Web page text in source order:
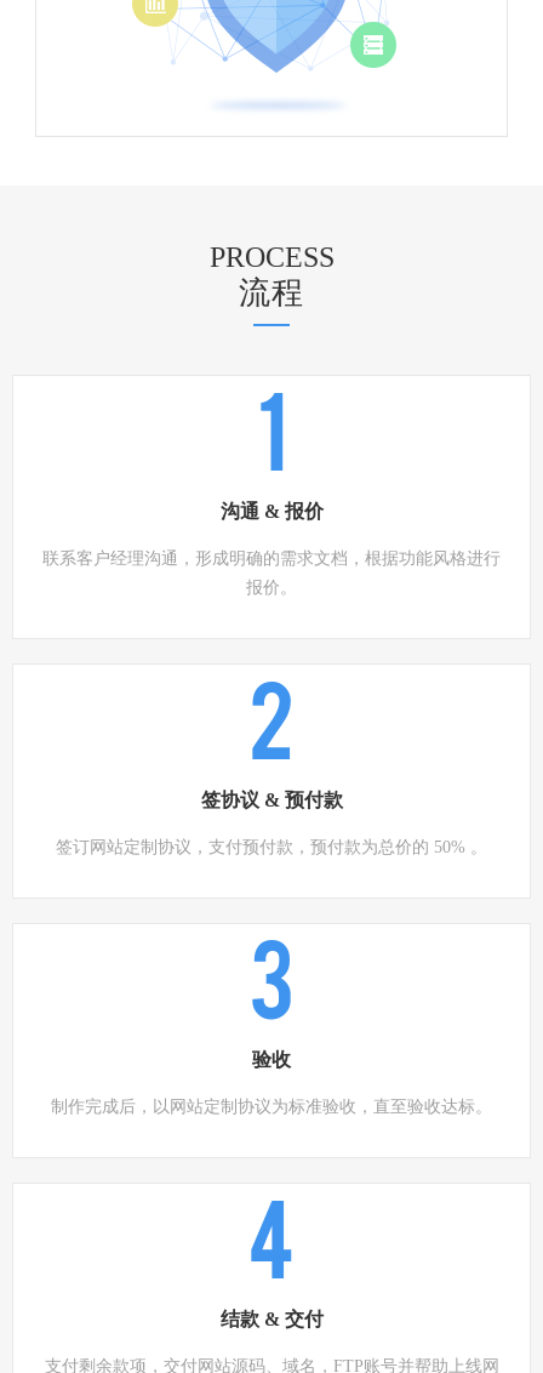
PROCESS
流程
沟通 & 报价
联系客户经理沟通，形成明确的需求文档，根据功能风格进行
报价。
2
签协议 & 预付款
签订网站定制协议，支付预付款，预付款为总价的 50% 。
3
验收
制作完成后，以网站定制协议为标准验收，直至验收达标。
4
结款 & 交付
支付剩余款项，交付网站源码、域名，FTP账号并帮助上线网